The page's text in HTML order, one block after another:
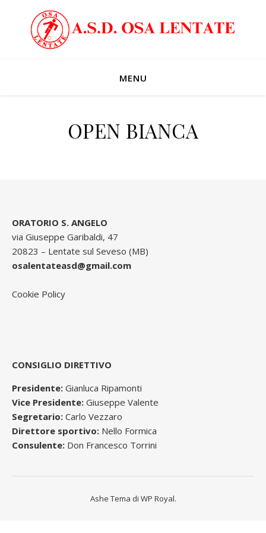
MENU
OPEN BIANCA
ORATORIO S. ANGELO
via Giuseppe Garibaldi, 47
20823 – Lentate sul Seveso (MB)
osalentateasd@gmail.com
Cookie Policy
CONSIGLIO DIRETTIVO
Presidente: Gianluca Ripamonti
Vice Presidente: Giuseppe Valente
Segretario: Carlo Vezzaro
Direttore sportivo: Nello Formica
Consulente: Don Francesco Torrini
Ashe Tema di WP Royal.